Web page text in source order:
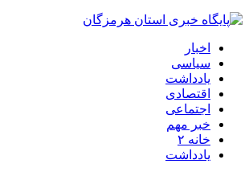
اخبار
سیاسی
یادداشت
اقتصادی
اجتماعی
خبر مهم
خانه ۲
یادداشت